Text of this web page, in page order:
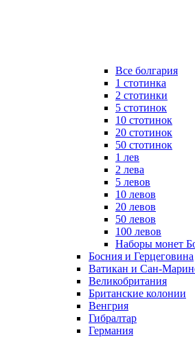
Все болгария
1 стотинка
2 стотинки
5 стотинок
10 стотинок
20 стотинок
50 стотинок
1 лев
2 лева
5 левов
10 левов
20 левов
50 левов
100 левов
Наборы монет
Босния и Герцеговина
Ватикан и Сан-
Великобритания
Британские колонии
Венгрия
Гибралтар
Германия